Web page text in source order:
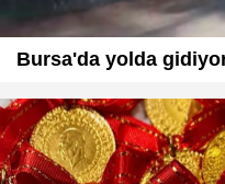
Bursa'da yolda